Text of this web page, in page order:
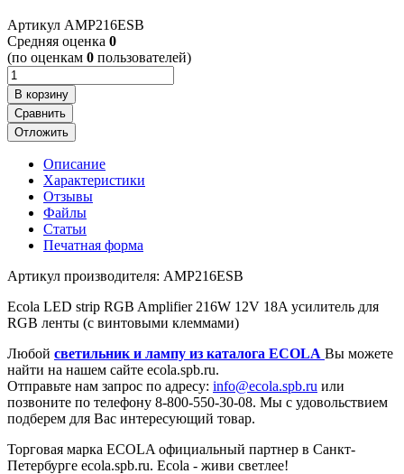
Артикул AMP216ESB
Cредняя оценка 0
(по оценкам 0 пользователей)
В корзину
Сравнить
Отложить
Описание
Характеристики
Отзывы
Файлы
Статьи
Печатная форма
Артикул производителя: AMP216ESB
Ecola LED strip RGB Amplifier 216W 12V 18A усилитель для
RGB ленты (с винтовыми клеммами)
Любой светильник и лампу из каталога ECOLA Вы можете
найти на нашем сайте ecola.spb.ru.
Отправьте нам запрос по адресу: info@ecola.spb.ru или
позвоните по телефону 8-800-550-30-08. Мы с удовольствием
подберем для Вас интересующий товар.
Торговая марка ECOLA официальный партнер в Санкт-
Петербурге ecola.spb.ru. Ecola - живи светлее!